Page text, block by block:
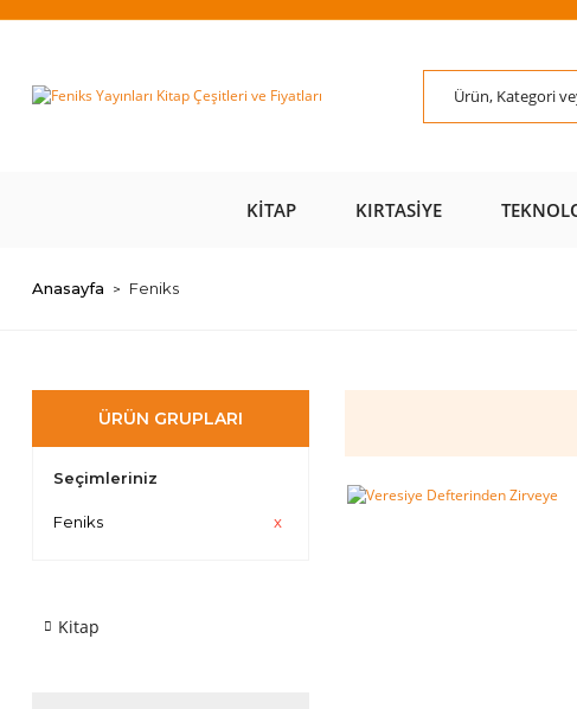
KITAP KIRTASIYE
Anasayfa Feniks
ÜRÜN GRUPLARI
Seçimleriniz
Feniks
Kitap